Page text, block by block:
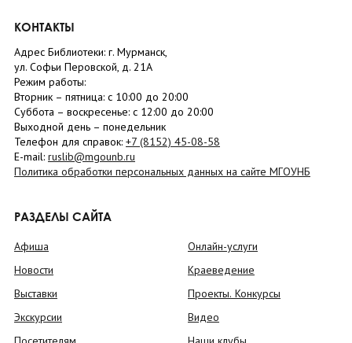
КОНТАКТЫ
Адрес Библиотеки: г. Мурманск,
ул. Софьи Перовской, д. 21А
Режим работы:
Вторник – пятница: с 10:00 до 20:00
Суббота – воскресенье: c 12:00 до 20:00
Выходной день – понедельник
Телефон для справок: +7 (8152) 45-08-58
E-mail: ruslib@mgounb.ru
Политика обработки персональных данных на сайте МГОУНБ
РАЗДЕЛЫ САЙТА
Афиша
Новости
Выставки
Экскурсии
Онлайн-услуги
Краеведение
Проекты. Конкурсы
Видео